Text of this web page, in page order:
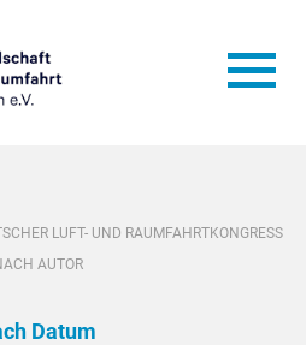
LUFT- UND RAUMFAHRTKONGRESS
AUTOR
Datum